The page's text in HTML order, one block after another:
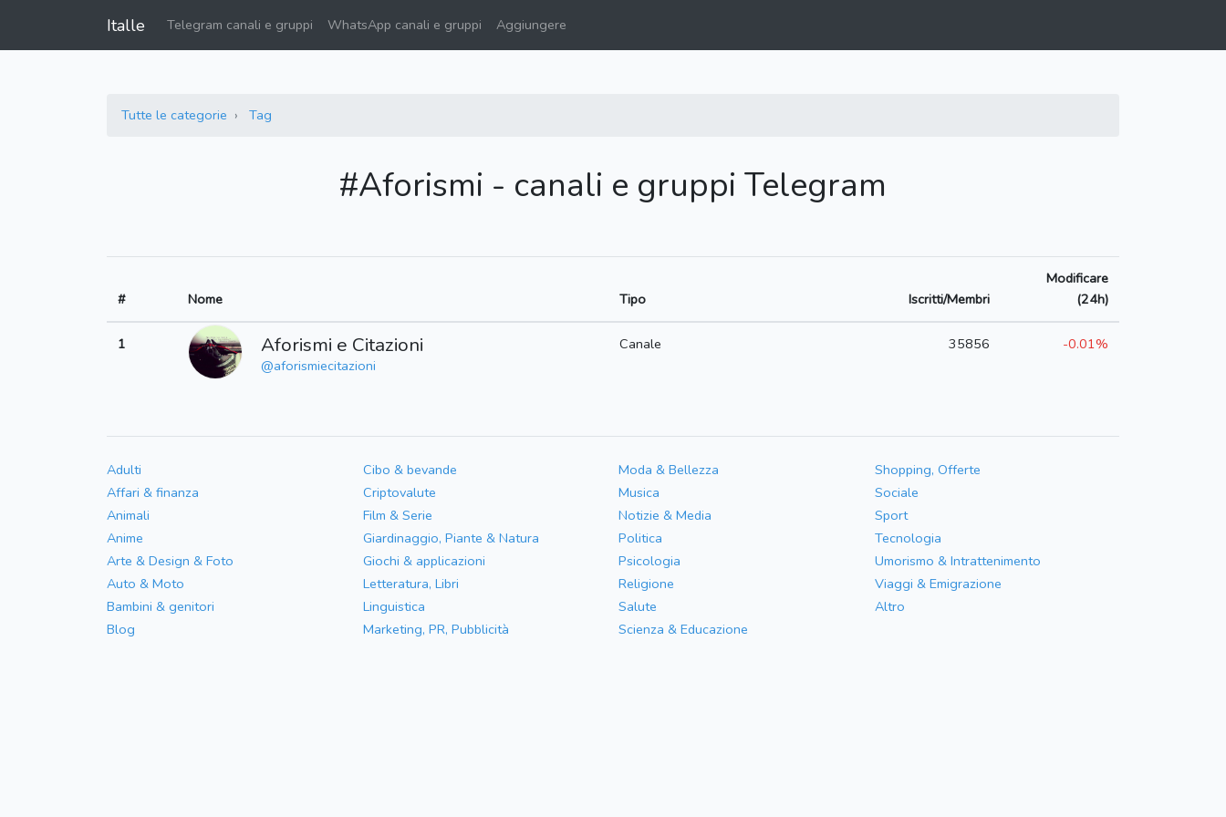
Italle Telegram canali e gruppi WhatsApp canali e gruppi Aggiungere
Tutte le categorie Tag
#Aforismi - canali e gruppi Telegram
# Nome Tipo Iscritti/Membri
Modificare
(24h)
1 Aforismi e Citazioni
@aforismiecitazioni
Canale 35856 -0.01%
Adulti
Affari & finanza
Animali
Anime
Arte & Design & Foto
Auto & Moto
Bambini & genitori
Blog
Cibo & bevande
Criptovalute
Film & Serie
Giardinaggio, Piante & Natura
Giochi & applicazioni
Letteratura, Libri
Linguistica
Marketing, PR, Pubblicità
Moda & Bellezza
Musica
Notizie & Media
Politica
Psicologia
Religione
Salute
Scienza & Educazione
Shopping, Offerte
Sociale
Sport
Tecnologia
Umorismo & Intrattenimento
Viaggi & Emigrazione
Altro